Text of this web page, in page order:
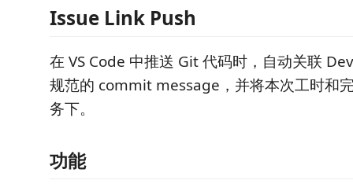
Issue Link Push
在 VS Code 中推送 Git 代码时，自动关联
规范的 commit message，并将本次工时和
务下。
功能